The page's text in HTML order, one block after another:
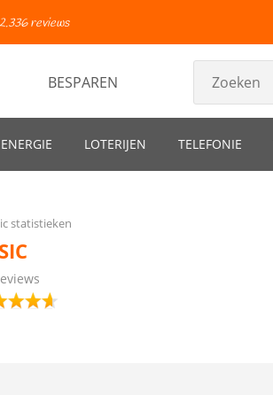
reviews
BESPAREN
ENERGIE LOTERIJEN TELEFONIE
statistieken